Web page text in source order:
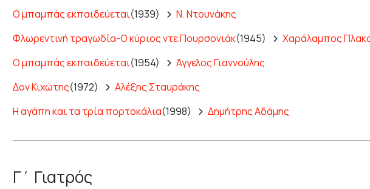
Ο μπαμπάς εκπαιδεύεται(1939)
Ν. Ντουνάκης
Φλωρεντινή τραγωδία-Ο κύριος ντε Πουρσονιάκ(1945)
Χαράλαμπος
Ο μπαμπάς εκπαιδεύεται(1954)
Άγγελος Γιαννούλης
Δον Κιχώτης(1972)
Αλέξης Σταυράκης
Η αγάπη και τα τρία πορτοκάλια(1998) Δημήτρης Αδάμης
Γ΄ Γιατρός